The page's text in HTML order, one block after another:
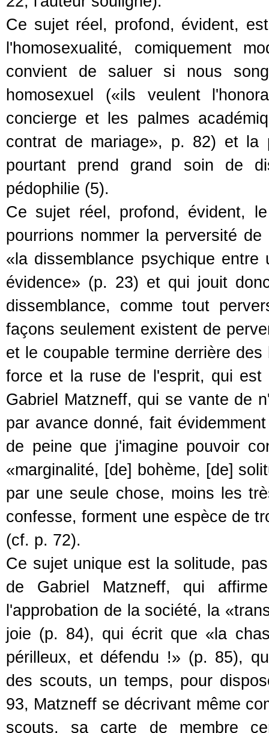
Ce sujet réel, profond, évident,
l'homosexualité, comiquement
convient de saluer si nous
homosexuel («ils veulent
concierge et les palmes
contrat de mariage», p. 82) et la
pourtant prend grand soin de
pédophilie (5).
Ce sujet réel, profond, évident,
pourrions nommer la perversité
«la dissemblance psychique
évidence» (p. 23) et qui jouit
dissemblance, comme tout
façons seulement existent de
et le coupable termine derrière
force et la ruse de l'esprit, qui est
Gabriel Matzneff, qui se vante de
par avance donné, fait
de peine que j'imagine pouvoir
«marginalité, [de] bohème, [de]
par une seule chose, moins les
confesse, forment une espèce de
(cf. p. 72).
Ce sujet unique est la solitude,
de Gabriel Matzneff, qui
l'approbation de la société, la
joie (p. 84), qui écrit que «la
périlleux, et défendu !» (p. 85),
des scouts, un temps, pour
93, Matzneff se décrivant même
scouts, sa carte de membre